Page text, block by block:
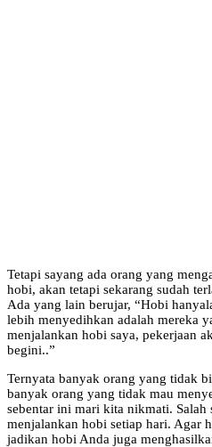
Tetapi sayang ada orang yang
hobi, akan tetapi sekarang sudah
Ada yang lain berujar, “Hobi
lebih menyedihkan adalah mereka
menjalankan hobi saya, pekerjaan
begini..”
Ternyata banyak orang yang tidak
banyak orang yang tidak mau
sebentar ini mari kita nikmati. Salah
menjalankan hobi setiap hari. Agar
jadikan hobi Anda juga